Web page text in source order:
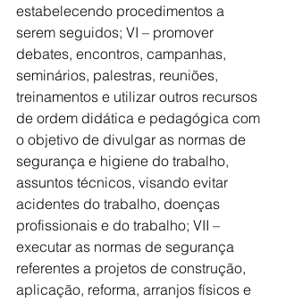
estabelecendo procedimentos a
serem seguidos; VI – promover
debates, encontros, campanhas,
seminários, palestras, reuniões,
treinamentos e utilizar outros recursos
de ordem didática e pedagógica com
o objetivo de divulgar as normas de
segurança e higiene do trabalho,
assuntos técnicos, visando evitar
acidentes do trabalho, doenças
profissionais e do trabalho; VII –
executar as normas de segurança
referentes a projetos de construção,
aplicação, reforma, arranjos físicos e